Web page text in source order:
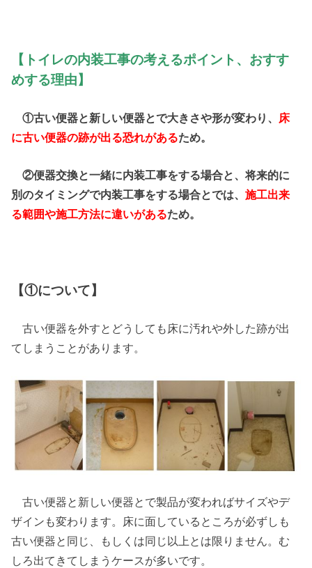
【トイレの内装工事の考えるポイント、おすす
めする理由】
①古い便器と新しい便器とで大きさや形が変わり、 床
に古い便器の跡が出る恐れがあるため。
②便器交換と一緒に内装工事をする場合と、将来的に
別のタイミングで内装工事をする場合とでは、施工出来
る範囲や施工方法に違いがあるため。
【①について】
古い便器を外すとどうしても床に汚れや外した跡が出
てしまうことがあります。
古い便器と新しい便器とで製品が変わればサイズやデ
ザインも変わります。床に面しているところが必ずしも
古い便器と同じ、もしくは同じ以上とは限りません。む
しろ出てきてしまうケースが多いです。